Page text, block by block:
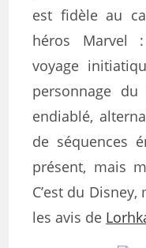
est fidèle au
héros Marvel
voyage
personnage
endiablé,
de séquences
présent, mais
C’est du
les avis de